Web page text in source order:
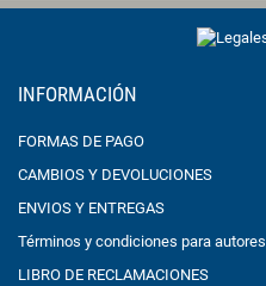
INFORMACIÓN
FORMAS DE PAGO
CAMBIOS Y DEVOLUCIONES
ENVIOS Y ENTREGAS
Términos y condiciones para autores
LIBRO DE RECLAMACIONES